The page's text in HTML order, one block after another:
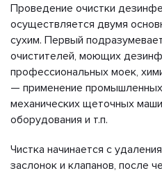
Проведение очистки
осуществляется двумя
сухим. Первый
очистителей, моющих
профессиональных моек,
— применение
механических щеточных
оборудования и т.п.
Чистка начинается с
заслонок и клапанов, после